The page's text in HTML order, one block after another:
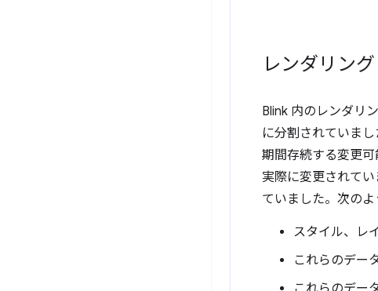
レンダリング
Blink 内のレンダリ
に分割されていま
期間存続する変更
実際に変更されて
ていました。次の
スタイル、レ
これらのデー